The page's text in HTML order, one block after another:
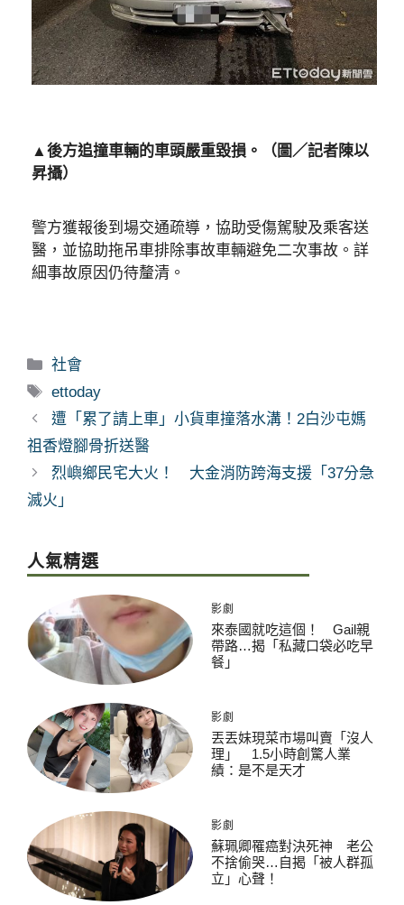
▲後方追撞車輛的車頭嚴重毀損。（圖／記者陳以
昇攝）
警方獲報後到場交通疏導，協助受傷駕駛及乘客送
醫，並協助拖吊車排除事故車輛避免二次事故。詳
細事故原因仍待釐清。
分
類
社會
標
籤
ettoday
遭「累了請上車」小貨車撞落水溝！2白沙屯媽
祖香燈腳骨折送醫
烈嶼鄉民宅大火！ 大金消防跨海支援「37分急
滅火」
人氣精選
影劇
來泰國就吃這個！ Gail親
帶路…揭「私藏口袋必吃早
餐」
影劇
丟丟妹現菜市場叫賣「沒人
理」 1.5小時創驚人業
績：是不是天才
影劇
蘇珮卿罹癌對決死神 老公
不捨偷哭…自揭「被人群孤
立」心聲！